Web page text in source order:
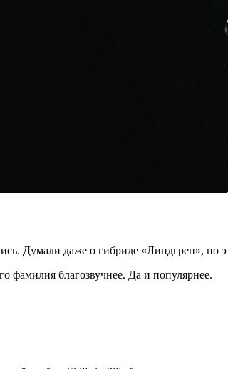
Думали даже о гибриде «Линдгрен», но
фамилия благозвучнее. Да и популярнее.